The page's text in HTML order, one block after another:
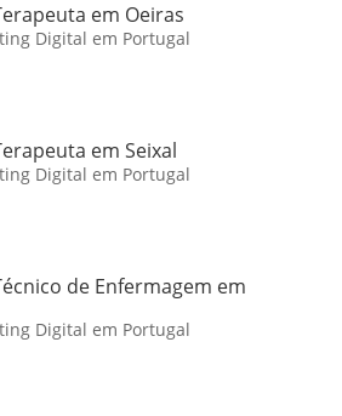
em Oeiras
Digital em Portugal
em Seixal
Digital em Portugal
de Enfermagem em
Digital em Portugal